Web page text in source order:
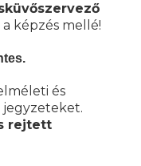
a képzés mellé!
és
jegyzeteket.
rejtett